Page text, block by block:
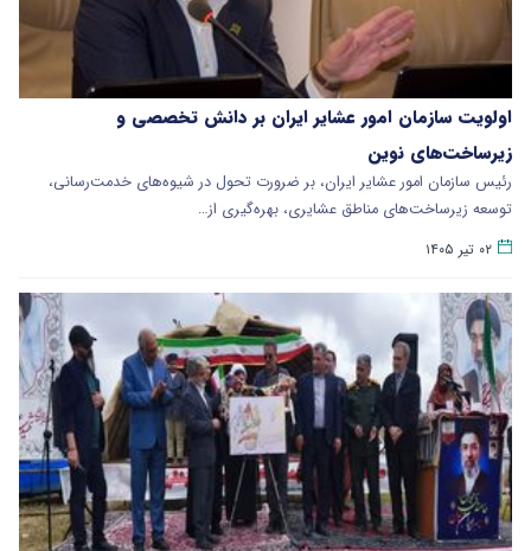
اولویت سازمان امور عشایر ایران بر دانش تخصصی و
زیرساخت‌های نوین
رئیس سازمان امور عشایر ایران، بر ضرورت تحول در شیوه‌های خدمت‌رسانی،
توسعه زیرساخت‌های مناطق عشایری، بهره‌گیری از…
۰۲ تیر ۱۴۰۵